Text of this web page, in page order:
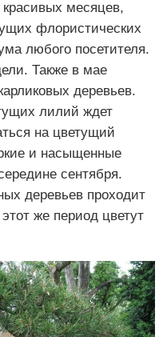
месяцев,
флористических
любого посетителя.
Также в мае
деревьев.
лилий ждет
на цветущий
и насыщенные
сентября.
деревьев проходит
же период цветут